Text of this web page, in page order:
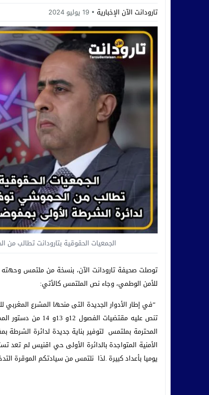
تارودانت الآن الإخبارية 19 يوليو 2024
الجمعيات الحقوقية بتارودانت تطالب
توصلت صحيفة تارودانت الآن، بنسخة من ملتمس وحهته
للأمن الوطمي، وجاء نص الملتمس كالأتي:
“في إطار الأدوار الجديدة التى منحها المشرع
تنص عليه مقتضيات
المحترمة بملتمس لتوفير بناية جديدة لدائرة الشرطة
الأمنية المتواجدة بالدائرة الأولى حي اقنيس لم تعد
يوميا بأعداد كبيرة .لذا نلتمس من سيادتكم الموقرة